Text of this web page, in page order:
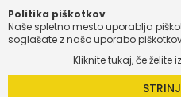
Politika piškotkov
Naše spletno mesto uporablja
soglašate z našo uporabo
Kliknite tukaj, če želite